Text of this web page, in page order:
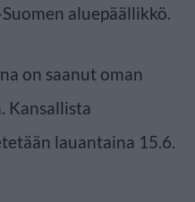
aluepäällikkö.
on saanut oman
Kansallista
lauantaina 15.6.